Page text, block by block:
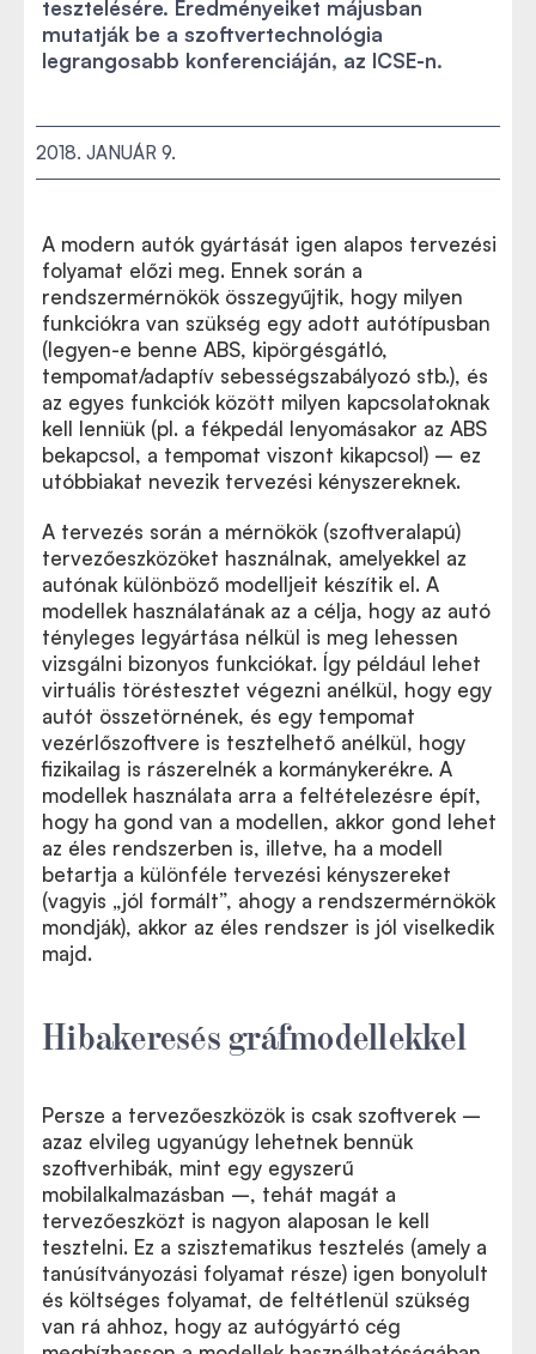
tesztelésére. Eredményeiket májusban
mutatják be a szoftvertechnológia
legrangosabb konferenciáján, az ICSE-n.
2018. JANUÁR 9.
A modern autók gyártását igen alapos tervezési
folyamat előzi meg. Ennek során a
rendszermérnökök összegyűjtik, hogy milyen
funkciókra van szükség egy adott autótípusban
(legyen-e benne ABS, kipörgésgátló,
tempomat/adaptív sebességszabályozó stb.), és
az egyes funkciók között milyen kapcsolatoknak
kell lenniük (pl. a fékpedál lenyomásakor az ABS
bekapcsol, a tempomat viszont kikapcsol) – ez
utóbbiakat nevezik tervezési kényszereknek.
A tervezés során a mérnökök (szoftveralapú)
tervezőeszközöket használnak, amelyekkel az
autónak különböző modelljeit készítik el. A
modellek használatának az a célja, hogy az autó
tényleges legyártása nélkül is meg lehessen
vizsgálni bizonyos funkciókat. Így például lehet
virtuális töréstesztet végezni anélkül, hogy egy
autót összetörnének, és egy tempomat
vezérlőszoftvere is tesztelhető anélkül, hogy
fizikailag is rászerelnék a kormánykerékre. A
modellek használata arra a feltételezésre épít,
hogy ha gond van a modellen, akkor gond lehet
az éles rendszerben is, illetve, ha a modell
betartja a különféle tervezési kényszereket
(vagyis „jól formált”, ahogy a rendszermérnökök
mondják), akkor az éles rendszer is jól viselkedik
majd.
Hibakeresés gráfmodellekkel
Persze a tervezőeszközök is csak szoftverek –
azaz elvileg ugyanúgy lehetnek bennük
szoftverhibák, mint egy egyszerű
mobilalkalmazásban –, tehát magát a
tervezőeszközt is nagyon alaposan le kell
tesztelni. Ez a szisztematikus tesztelés (amely a
tanúsítványozási folyamat része) igen bonyolult
és költséges folyamat, de feltétlenül szükség
van rá ahhoz, hogy az autógyártó cég